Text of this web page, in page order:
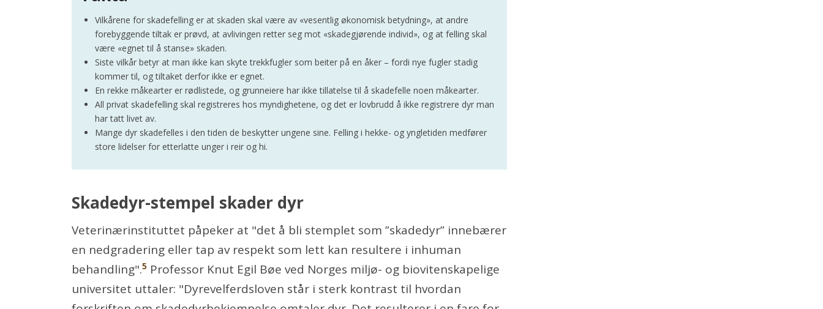
Vilkårene for skadefelling er at skaden skal være av «vesentlig økonomisk betydning», at andre
forebyggende tiltak er prøvd, at avlivingen retter seg mot «skadegjørende individ», og at felling skal
være «egnet til å stanse» skaden.
Siste vilkår betyr at man ikke kan skyte trekkfugler som beiter på en åker – fordi nye fugler stadig
kommer til, og tiltaket derfor ikke er egnet.
En rekke måkearter er rødlistede, og grunneiere har ikke tillatelse til å skadefelle noen måkearter.
All privat skadefelling skal registreres hos myndighetene, og det er lovbrudd å ikke registrere dyr man
har tatt livet av.
Mange dyr skadefelles i den tiden de beskytter ungene sine. Felling i hekke- og yngletiden medfører
store lidelser for etterlatte unger i reir og hi.
Skadedyr-stempel skader dyr
Veterinærinstituttet påpeker at "det å bli stemplet som ”skadedyr” innebærer
en nedgradering eller tap av respekt som lett kan resultere i inhuman
behandling".5 Professor Knut Egil Bøe ved Norges miljø- og biovitenskapelige
universitet uttaler: "Dyrevelferdsloven står i sterk kontrast til hvordan